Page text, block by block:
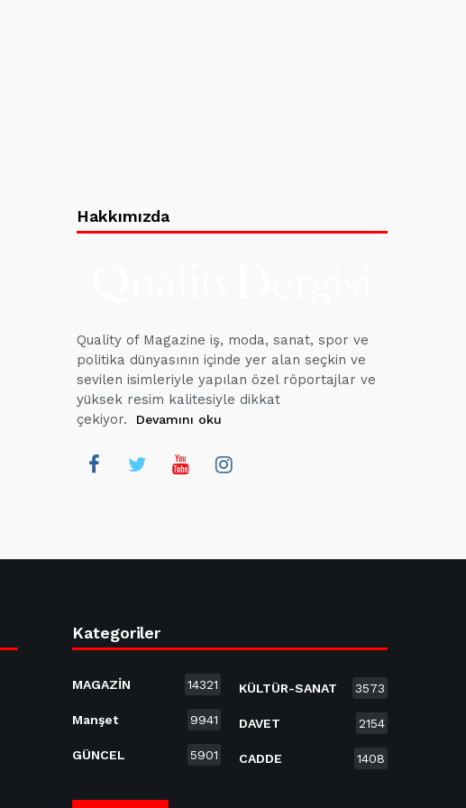
Hakkımızda
Quality of Magazine iş, moda, sanat, spor ve
politika dünyasının içinde yer alan seçkin ve
sevilen isimleriyle yapılan özel röportajlar ve
yüksek resim kalitesiyle dikkat
çekiyor.
Devamını oku
Kategoriler
MAGAZİN 14321
Manşet 9941
GÜNCEL 5901
KÜLTÜR-SANAT 3573
DAVET 2154
CADDE 1408